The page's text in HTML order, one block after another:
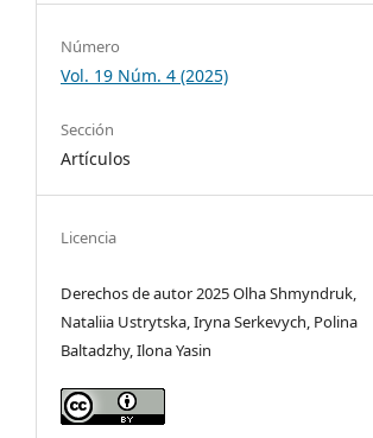
Número
Vol. 19 Núm. 4 (2025)
Sección
Artículos
Licencia
Derechos de autor 2025 Оlha Shmyndruk,
Nataliia Ustrytska, Iryna Serkevych, Polina
Baltadzhy, Ilona Yasin